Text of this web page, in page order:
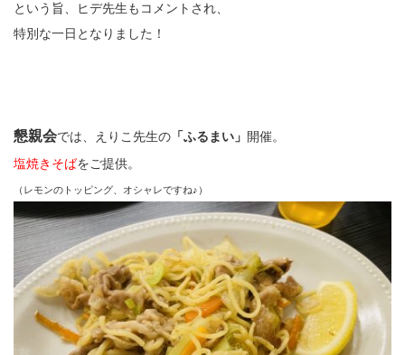
という旨、ヒデ先生もコメントされ、
特別な一日となりました！
懇親会では、えりこ先生の 「ふるまい」 開催。
塩焼きそばをご提供。
（レモンのトッピング、オシャレですね♪）